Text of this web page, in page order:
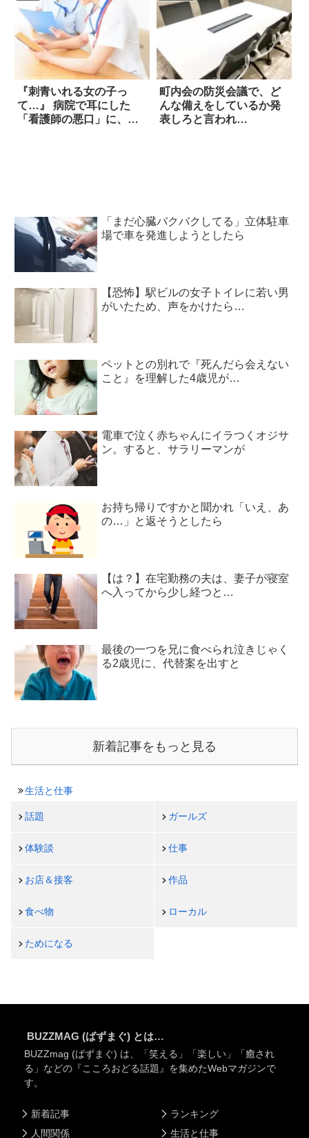
『刺青いれる女の子っ
て…』 病院で耳にした
「看護師の悪口」に、あ
町内会の防災会議で、ど
んな備えをしているか発
表しろと言われ…
「まだ心臓バクバクしてる」立体駐車
場で車を発進しようとしたら
【恐怖】駅ビルの女子トイレに若い男
がいたため、声をかけたら…
ペットとの別れで『死んだら会えない
こと』を理解した4歳児が…
電車で泣く赤ちゃんにイラつくオジサ
ン。すると、サラリーマンが
お持ち帰りですかと聞かれ「いえ、あ
の…」と返そうとしたら
【は？】在宅勤務の夫は、妻子が寝室
へ入ってから少し経つと…
最後の一つを兄に食べられ泣きじゃく
る2歳児に、代替案を出すと
新着記事をもっと見る
生活と仕事
話題 ガールズ
体験談 仕事
お店＆接客 作品
食べ物 ローカル
ためになる
BUZZMAG (ばずまぐ) とは…
BUZZmag (ばずまぐ) は、「笑える」「楽しい」「癒され
る」などの『こころおどる話題』を集めたWebマガジンで
す。
新着記事
人間関係
ランキング
生活と仕事